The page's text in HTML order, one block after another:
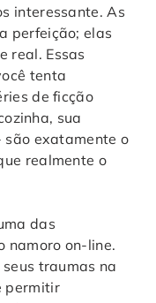
interessante. As
perfeição; elas
real. Essas
tenta
de ficção
sua
exatamente o
realmente o
das
namoro on-line.
traumas na
permitir